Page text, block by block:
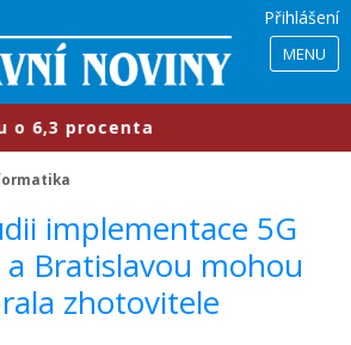
Přihlášení
MENU
procenta
implementace 5G
Bratislavou mohou
zhotovitele